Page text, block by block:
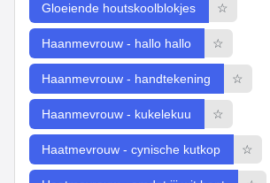
Gloeiende houtskoolblokjes ☆
Haanmevrouw - hallo hallo ☆
Haanmevrouw - handtekening ☆
Haanmevrouw - kukelekuu ☆
Haatmevrouw - cynische kutkop ☆